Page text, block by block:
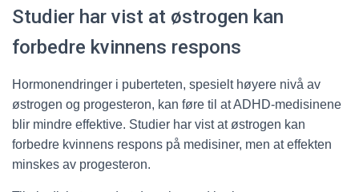
Studier har vist at østrogen kan
forbedre kvinnens respons
Hormonendringer i puberteten, spesielt høyere nivå av
østrogen og progesteron, kan føre til at ADHD-medisinene
blir mindre effektive. Studier har vist at østrogen kan
forbedre kvinnens respons på medisiner, men at effekten
minskes av progesteron.